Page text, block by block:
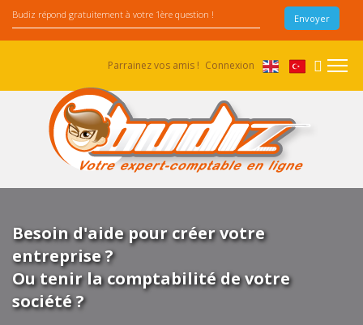
Parrainez vos amis ! Connexion
Besoin d'aide pour créer votre
entreprise ?
Ou tenir la comptabilité de votre
société ?